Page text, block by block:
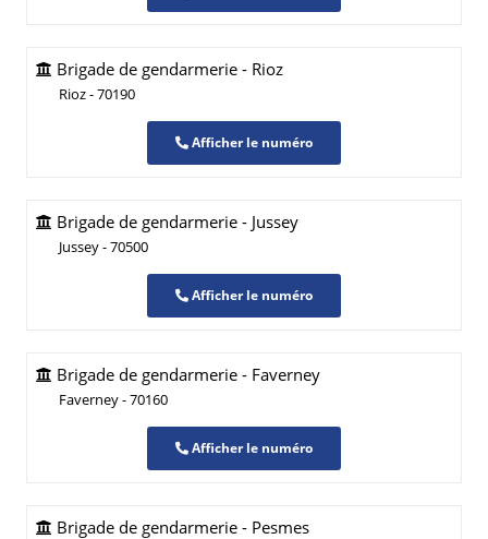
Brigade de gendarmerie - Rioz
Rioz - 70190
Afficher le numéro
Brigade de gendarmerie - Jussey
Jussey - 70500
Afficher le numéro
Brigade de gendarmerie - Faverney
Faverney - 70160
Afficher le numéro
Brigade de gendarmerie - Pesmes